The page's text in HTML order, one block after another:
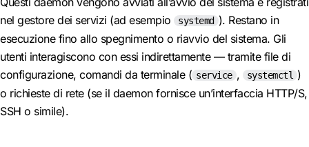
nel gestore dei servizi (ad esempio
systemd ). Restano in
esecuzione fino allo spegnimento o riavvio del sistema. Gli
utenti interagiscono con essi indirettamente — tramite file di
configurazione, comandi da terminale ( service , systemctl )
o richieste di rete (se il daemon fornisce un’interfaccia HTTP/S,
SSH o simile).